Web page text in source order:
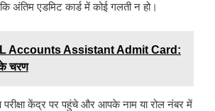
अंतिम एडमिट कार्ड में कोई गलती न हो।
Accounts Assistant Admit Card:
चरण
केंद्र पर पहुंचे और आपके नाम या रोल नंबर में